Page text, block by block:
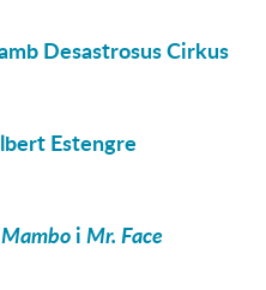
Desastrosus Cirkus
Estengre
iMr. Face